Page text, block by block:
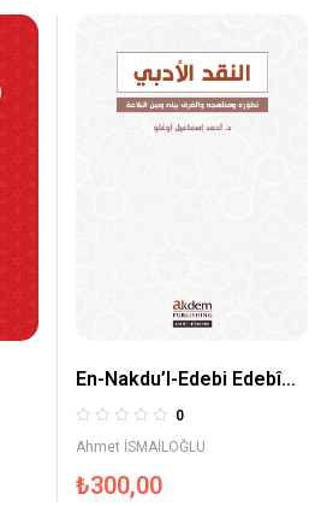
En-Nakdu’l-Edebi Edebî
Tenkit / Literary Criticism
0
Ahmet İSMAİLOĞLU
₺300,00